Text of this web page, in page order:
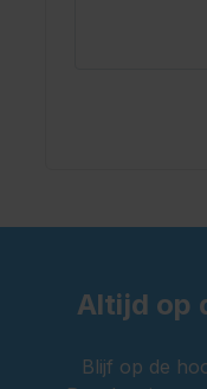
Altijd op
Blijf op de